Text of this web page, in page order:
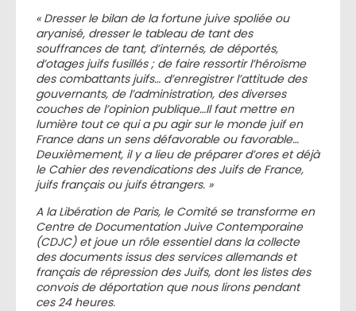
« Dresser le bilan de la fortune juive spoliée ou
aryanisé, dresser le tableau de tant des
souffrances de tant, d’internés, de déportés,
d’otages juifs fusillés ; de faire ressortir l’héroïsme
des combattants juifs… d’enregistrer l’attitude des
gouvernants, de l’administration, des diverses
couches de l’opinion publique…Il faut mettre en
lumière tout ce qui a pu agir sur le monde juif en
France dans un sens défavorable ou favorable…
Deuxièmement, il y a lieu de préparer d’ores et déjà
le Cahier des revendications des Juifs de France,
juifs français ou juifs étrangers. »
A la Libération de Paris, le Comité se transforme en
Centre de Documentation Juive Contemporaine
(CDJC) et joue un rôle essentiel dans la collecte
des documents issus des services allemands et
français de répression des Juifs, dont les listes des
convois de déportation que nous lirons pendant
ces 24 heures.